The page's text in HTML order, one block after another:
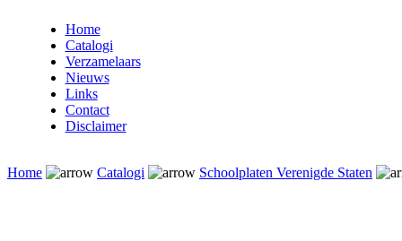
Home
Catalogi
Verzamelaars
Nieuws
Links
Contact
Disclaimer
Home Catalogi Schoolplaten Verenigde Staten